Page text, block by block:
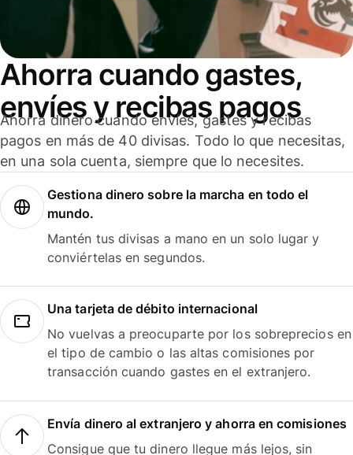
Ahorra cuando gastes,
envíes y recibas pagos
Ahorra dinero cuando envíes, gastes y recibas
pagos en más de 40 divisas. Todo lo que necesitas,
en una sola cuenta, siempre que lo necesites.
Gestiona dinero sobre la marcha en todo el
mundo.
Mantén tus divisas a mano en un solo lugar y
conviértelas en segundos.
Una tarjeta de débito internacional
No vuelvas a preocuparte por los sobreprecios en
el tipo de cambio o las altas comisiones por
transacción cuando gastes en el extranjero.
Envía dinero al extranjero y ahorra en comisiones
Consigue que tu dinero llegue más lejos, sin